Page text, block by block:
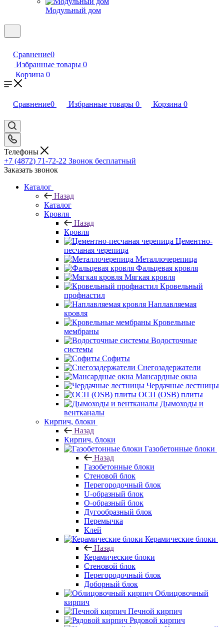
Модульный дом
Сравнение0
Избранные товары 0
Корзина 0
Сравнение0 Избранные товары 0 Корзина 0
Телефоны
+7 (4872) 71-72-22 Звонок бесплатный
Заказать звонок
Каталог
Назад
Каталог
Кровля
Назад
Кровля
Цементно-
песчаная черепица
Металлочерепица
Фальцевая кровля
Мягкая кровля
Кровельный
профнастил
Наплавляемая
кровля
Кровельные
мембраны
Водосточные
системы
Софиты
Снегозадержатели
Мансардные окна
Чердачные лестницы
ОСП (OSB) плиты
Дымоходы и
вентканалы
Кирпич, блоки
Назад
Кирпич, блоки
Газобетонные блоки
Назад
Газобетонные блоки
Стеновой блок
Перегородочный блок
U-образный блок
О-образный блок
Дугообразный блок
Перемычка
Клей
Керамические блоки
Назад
Керамические блоки
Стеновой блок
Перегородочный блок
Доборный блок
Облицовочный
кирпич
Печной кирпич
Рядовой кирпич